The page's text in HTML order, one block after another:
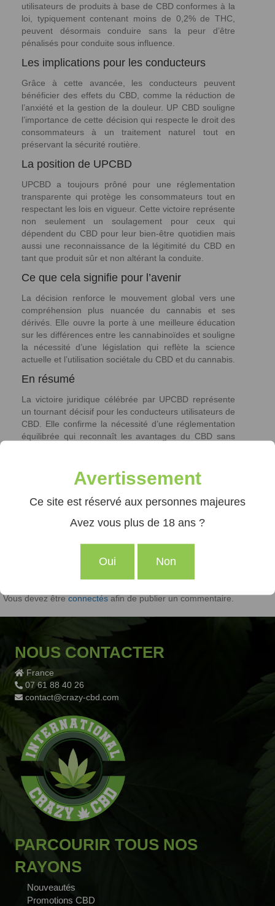
utilisateurs de produits à base de CBD conformes à la
loi, typiquement contenant moins de 0,2% de THC,
peuvent désormais conduire sans la peur d’être
pénalisés pour conduite sous influence.
Les implications pour les conducteurs
Grâce à cette avancée, les conducteurs peuvent
bénéficier des effets du CBD, comme la réduction de
l’anxiété et la gestion de la douleur. UP CBD souligne
l’importance de cette décision qui respecte le droit des
consommateurs à un traitement naturel tout en
préservant la sécurité routière.
La position de UPCBD
UPCBD a toujours prôné pour une réglementation
transparente qui protège les consommateurs tout en
respectant les lois en vigueur. Cette victoire représente
non seulement un soulagement pour ceux qui
dépendent du CBD pour leur bien-être quotidien mais
aussi une reconnaissance de la légitimité du CBD en
tant que produit sûr et non altérant la conduite.
Ce que cela signifie pour l’avenir
La décision renforce le mouvement global vers une
compréhension plus nuancée du cannabis et ses
dérivés. Elle ouvre la porte à une meilleure éducation
sur les différences entre les cannabinoïdes et souligne
la nécessité d’une législation qui reflète la science
actuelle et l’utilisation sociétale du CBD et du cannabis.
En résumé
La victoire juridique célébrée par UPCBD représente
un tournant décisif pour les conducteurs utilisateurs de
CBD. Elle confirme la nécessité d’une réglementation
équilibrée qui reconnaît les avantages du CBD sans
société semble plus brillant et plus sûr pour tout le
BLOG
Laissez un commentaire
Vous devez êtreconnectésafin de publier un commentaire.
NOUS CONTACTER
France
07 61 88 40 26
contact@crazy-cbd.com
PARCOURIR TOUS NOS
RAYONS
Nouveautés
Promotions CBD
Avertissement
Ce site est réservé aux personnes majeures
Avez vous plus de 18 ans ?
Oui Non